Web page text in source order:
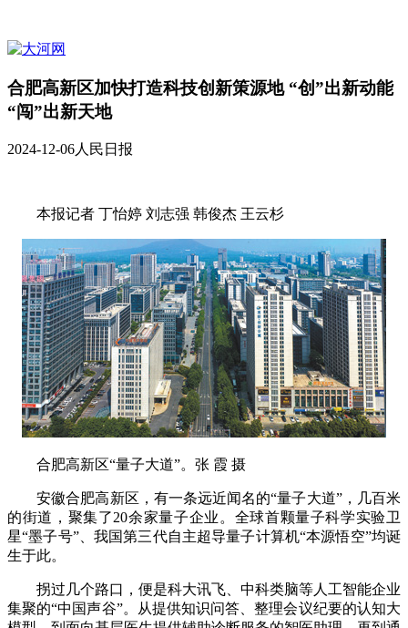
合肥高新区加快打造科技创新策源地 “创”出新动能
“闯”出新天地
2024-12-06人民日报
本报记者 丁怡婷 刘志强 韩俊杰 王云杉
合肥高新区“量子大道”。张 霞 摄
安徽合肥高新区，有一条远近闻名的“量子大道”，几百米
的街道，聚集了20余家量子企业。全球首颗量子科学实验卫
星“墨子号”、我国第三代自主超导量子计算机“本源悟空”均诞
生于此。
拐过几个路口，便是科大讯飞、中科类脑等人工智能企业
集聚的“中国声谷”。从提供知识问答、整理会议纪要的认知大